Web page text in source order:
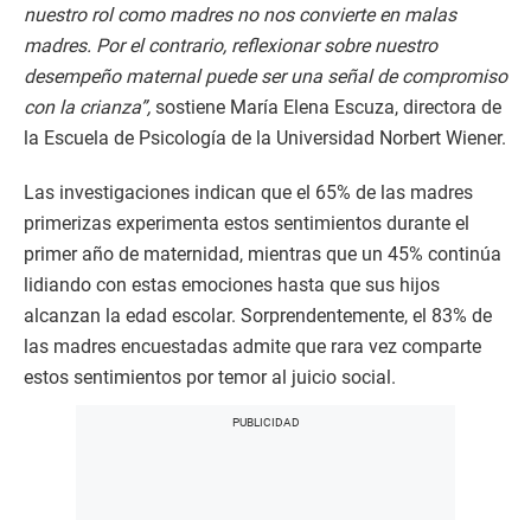
nuestro rol como madres no nos convierte en malas
madres. Por el contrario, reflexionar sobre nuestro
desempeño maternal puede ser una señal de compromiso
con la crianza”, sostiene María Elena Escuza, directora de
la Escuela de Psicología de la Universidad Norbert Wiener.
Las investigaciones indican que el 65% de las madres
primerizas experimenta estos sentimientos durante el
primer año de maternidad, mientras que un 45% continúa
lidiando con estas emociones hasta que sus hijos
alcanzan la edad escolar. Sorprendentemente, el 83% de
las madres encuestadas admite que rara vez comparte
estos sentimientos por temor al juicio social.